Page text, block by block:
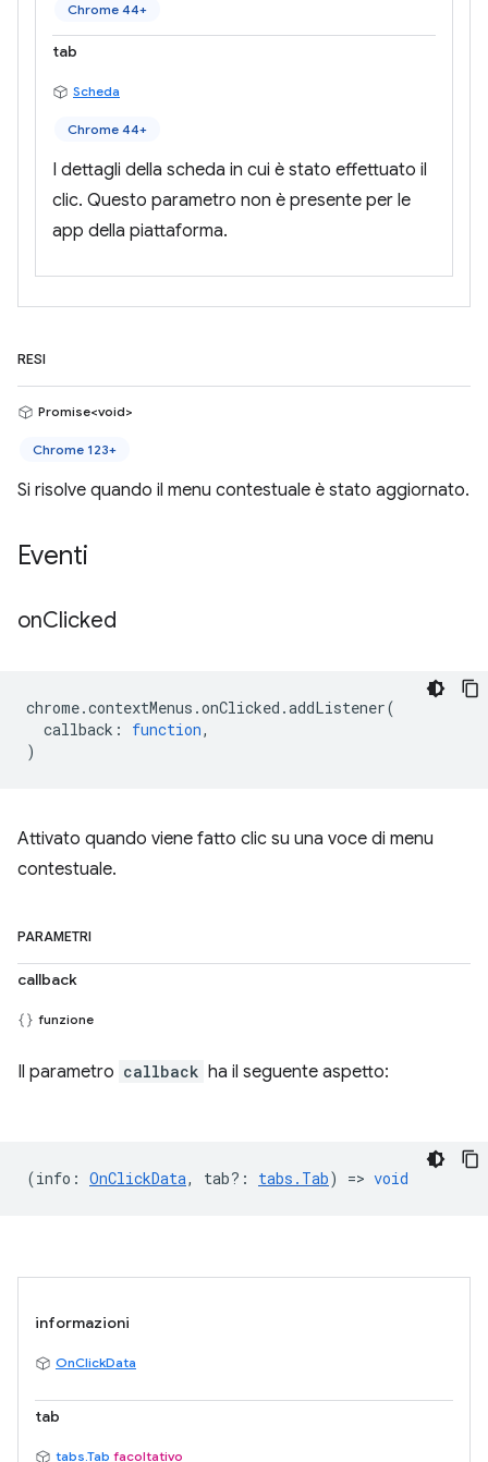
Chrome 44+
tab
Scheda
Chrome 44+
I dettagli della scheda in cui è stato effettuato il
clic. Questo parametro non è presente per le
app della piattaforma.
RESI
Promise<void>
Chrome 123+
Si risolve quando il menu contestuale è stato aggiornato.
Eventi
onClicked
chrome.contextMenus .onClicked .addListener(
callback : function,
)
Attivato quando viene fatto clic su una voce di menu
contestuale.
PARAMETRI
callback
funzione
Il parametro callback ha il seguente aspetto:
(info : OnClickData, tab? : tabs.Tab) => void
informazioni
OnClickData
tab
tabs.Tab facoltativo